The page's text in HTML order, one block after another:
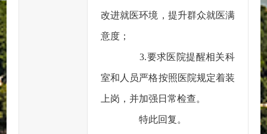
改进就医环境，提升群众就医满
意度；
3.要求医院提醒相关科
室和人员严格按照医院规定着装
上岗，并加强日常检查。
特此回复。